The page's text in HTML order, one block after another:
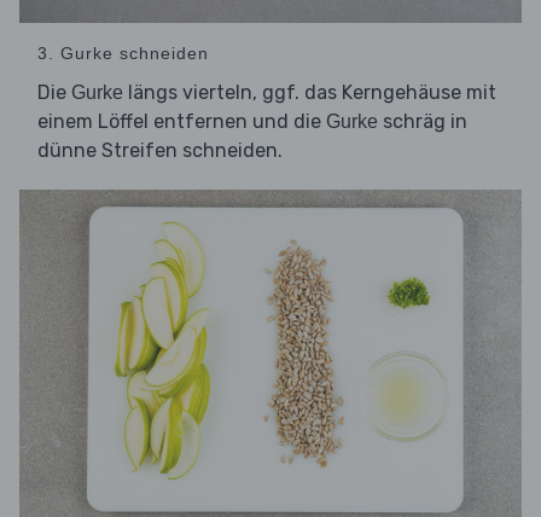
3. Gurke schneiden
Die Gurke längs vierteln, ggf. das Kerngehäuse mit
einem Löffel entfernen und die Gurke schräg in
dünne Streifen schneiden.